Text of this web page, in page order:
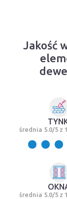
Jakość
średnia 5.0/5 z
średnia 5.0/5 z